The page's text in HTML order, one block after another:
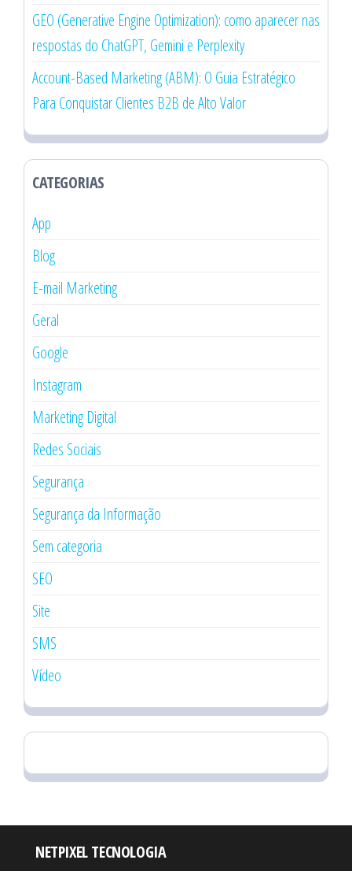
GEO (Generative Engine Optimization): como aparecer nas
respostas do ChatGPT, Gemini e Perplexity
Account-Based Marketing (ABM): O Guia Estratégico
Para Conquistar Clientes B2B de Alto Valor
CATEGORIAS
App
Blog
E-mail Marketing
Geral
Google
Instagram
Marketing Digital
Redes Sociais
Segurança
Segurança da Informação
Sem categoria
SEO
Site
SMS
Vídeo
NETPIXEL TECNOLOGIA